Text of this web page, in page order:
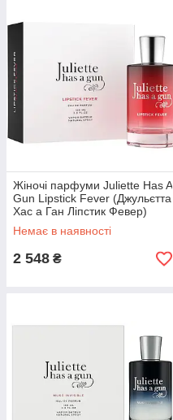
Жіночі парфуми Juliette Has A
Gun Lipstick Fever (Джульєтта
Хас а Ган Ліпстик Февер)
Парфумована вода 100 ml/
мл
Немає в наявності
2 548 ₴